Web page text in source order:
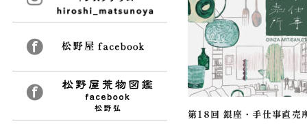
第18回 銀座・手仕事直売